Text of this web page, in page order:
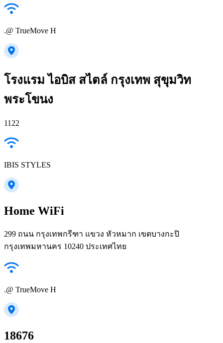
.@ TrueMove H
โรงแรม ไอบิส สไตล์ กรุงเทพ สุขุมวิท
พระโขนง
1122
IBIS STYLES
Home WiFi
299 ถนน กรุงเทพกรีฑา แขวง หัวหมาก เขตบางกะปิ
กรุงเทพมหานคร 10240 ประเทศไทย
.@ TrueMove H
18676